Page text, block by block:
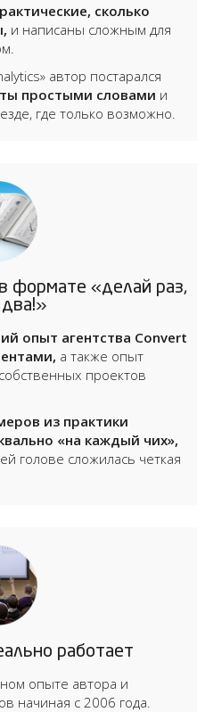
сколько
и написаны сложным для
автор постарался
простыми словами и
где только возможно.
формате «делай раз,
опыт агентства Convert
а также опыт
проектов
из практики
«на каждый чих»,
голове сложилась четкая
работает
опыте автора и
начиная с 2006 года.